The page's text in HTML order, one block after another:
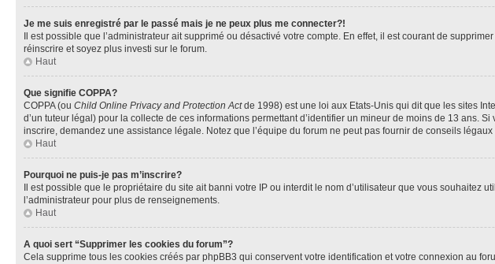
Je me suis enregistré par le passé mais je ne peux plus me connecter?!
Il est possible que l’administrateur ait supprimé ou désactivé votre compte. En effet, il est courant de
réinscrire et soyez plus investi sur le forum.
Haut
Que signifie COPPA?
COPPA (ou Child Online Privacy and Protection Actde 1998) est une loi aux Etats-Unis qui dit que les sites
d’un tuteur légal) pour la collecte de ces informations permettant d’identifier un mineur de moins de 13 ans.
inscrire, demandez une assistance légale. Notez que l’équipe du forum ne peut pas fournir de conseils
Haut
Pourquoi ne puis-je pas m’inscrire?
Il est possible que le propriétaire du site ait banni votre IP ou interdit le nom d’utilisateur que vous
l’administrateur pour plus de renseignements.
Haut
A quoi sert “Supprimer les cookies du forum”?
Cela supprime tous les cookies créés par phpBB3 qui conservent votre identification et votre connexion au